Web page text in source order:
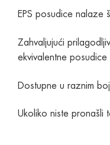
EPS posudice nalaze
Zahvaljujući
ekvivalentne
Dostupne u raznim
Ukoliko niste pronašli